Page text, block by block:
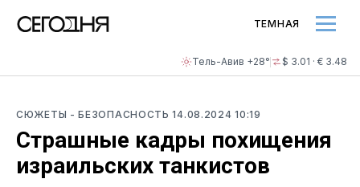
Тель-Авив +28° $ 3.01 · € 3.48
ТЕМНАЯ
СЮЖЕТЫ - БЕЗОПАСНОСТЬ14.08.2024 10:19
Страшные кадры похищения
израильских танкистов